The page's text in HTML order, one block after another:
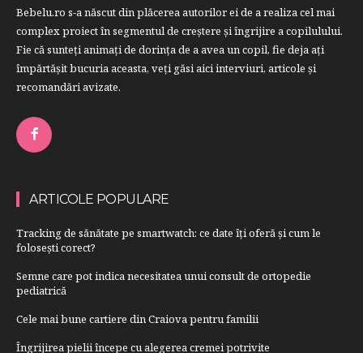
Bebelu.ro s-a născut din plăcerea autorilor ei de a realiza cel mai
complex proiect în segmentul de creştere şi îngrijire a copilulului.
Fie că sunteţi animaţi de dorinţa de a avea un copil, fie deja aţi
împărtăşit bucuria aceasta, veți găsi aici interviuri, articole şi
recomandări avizate.
ARTICOLE POPULARE
Tracking de sănătate pe smartwatch: ce date îți oferă și cum le
folosești corect?
Semne care pot indica necesitatea unui consult de ortopedie
pediatrică
Cele mai bune cartiere din Craiova pentru familii
Îngrijirea pielii începe cu alegerea cremei potrivite